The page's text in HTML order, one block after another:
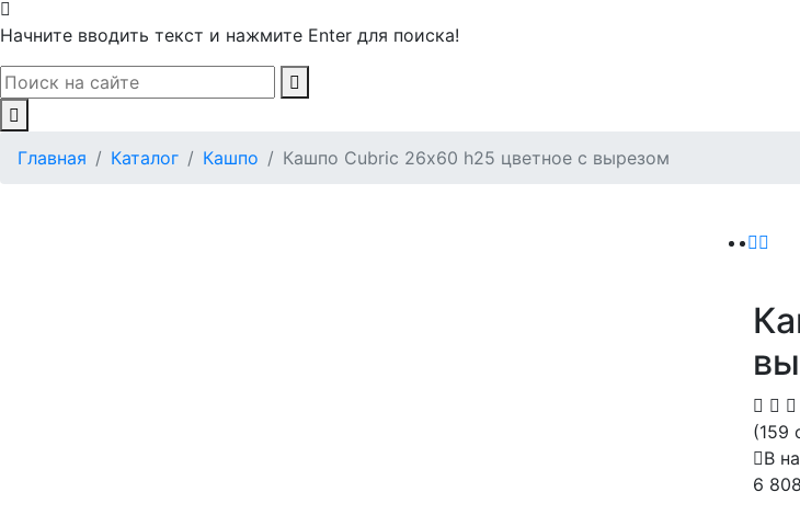
Начните вводить текст и нажмите Enter для поиска!
Главная Каталог Кашпо Кашпо Cubric 26х60 h25 цветное c вырезом
(159
В
6